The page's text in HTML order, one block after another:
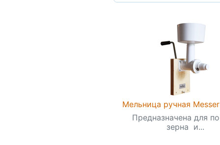
Мельница ручная
Предназначена для
зерна и...